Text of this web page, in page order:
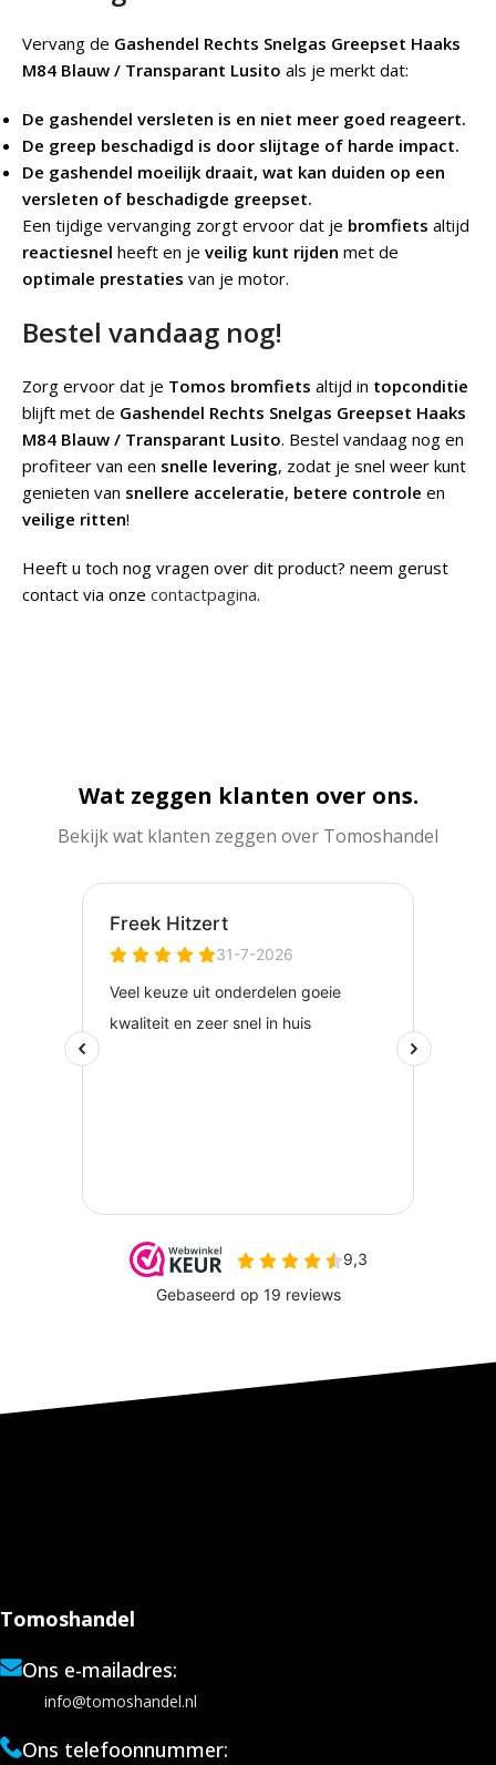
Vervang de Gashendel Rechts Snelgas Greepset Haaks
M84 Blauw / Transparant Lusito als je merkt dat:
De gashendel versleten is en niet meer goed reageert.
De greep beschadigd is door slijtage of harde impact.
De gashendel moeilijk draait, wat kan duiden op een
versleten of beschadigde greepset.
Een tijdige vervanging zorgt ervoor dat je bromfiets altijd
reactiesnel heeft en je veilig kunt rijden met de
optimale prestaties van je motor.
Bestel vandaag nog!
Zorg ervoor dat je Tomos bromfiets altijd in topconditie
blijft met de Gashendel Rechts Snelgas Greepset Haaks
M84 Blauw / Transparant Lusito. Bestel vandaag nog en
profiteer van een snelle levering, zodat je snel weer kunt
genieten van snellere acceleratie, betere controle en
veilige ritten!
Heeft u toch nog vragen over dit product? neem gerust
contact via onze contactpagina.
Wat zeggen klanten over ons.
Bekijk wat klanten zeggen over Tomoshandel
Tomoshandel
Ons e-mailadres:
info@tomoshandel.nl
Ons telefoonnummer: